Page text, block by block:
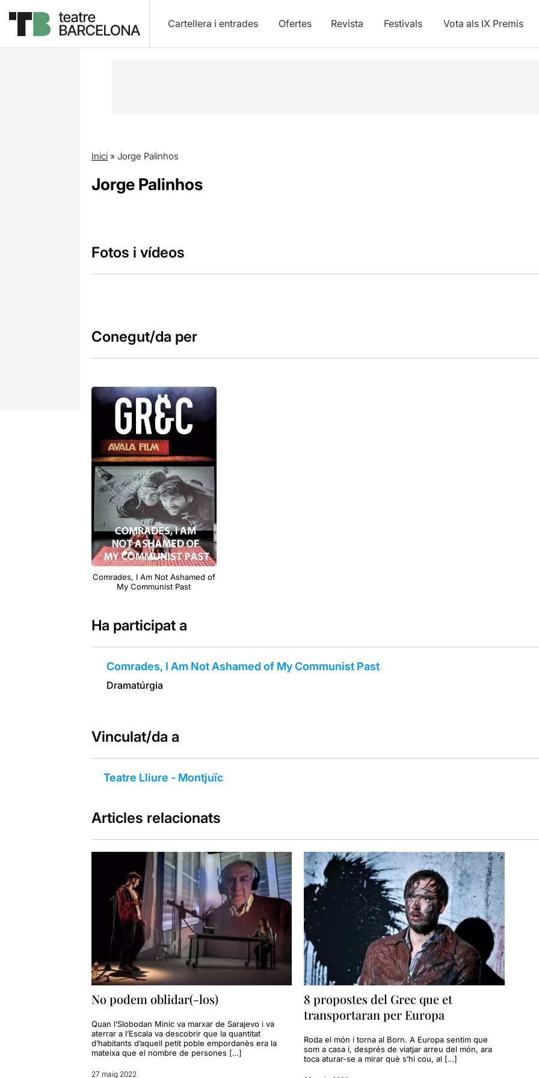
Cartellera i entrades Ofertes Revista Festivals Vota als IX Premis
Inici» Jorge Palinhos
Jorge Palinhos
Fotos i vídeos
Conegut/da per
Comrades, I Am Not Ashamed of
My Communist Past
Ha participat a
Comrades, I Am Not Ashamed of My Communist Past
Dramatúrgia
Vinculat/da a
Teatre Lliure - Montjuïc
Articles relacionats
No podem oblidar(-los)
Quan l’Slobodan Minic va marxar de Sarajevo i va
aterrar a l’Escala va descobrir que la quantitat
d’habitants d’aquell petit poble empordanès era la
mateixa que el nombre de persones […]
27 maig 2022
8 propostes del Grec que et
transportaran per Europa
Roda el món i torna al Born. A Europa sentim que
som a casa i, després de viatjar arreu del món, ara
toca aturar-se a mirar què s’hi cou, al […]